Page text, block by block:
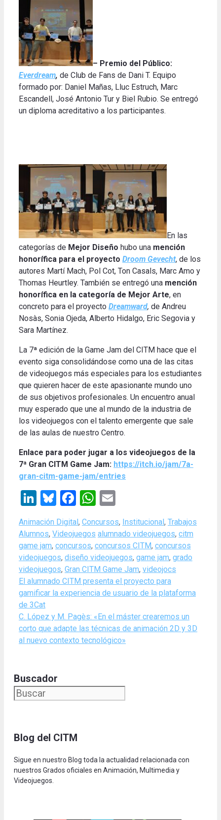
– Premio del Público:
Everdream, de Club de Fans de Dani T. Equipo
formado por: Daniel Mañas, Lluc Estruch, Marc
Escandell, José Antonio Tur y Biel Rubio. Se entregó
un diploma acreditativo a los participantes.
En las
categorías de Mejor Diseño hubo una mención
honorífica para el proyecto Droom Gevecht, de los
autores Martí Mach, Pol Cot, Ton Casals, Marc Amo y
Thomas Heurtley. También se entregó una mención
honorífica en la categoría de Mejor Arte, en
concreto para el proyecto Dreamward, de Andreu
Nosàs, Sonia Ojeda, Alberto Hidalgo, Eric Segovia y
Sara Martínez.
La 7ª edición de la Game Jam del CITM hace que el
evento siga consolidándose como una de las citas
de videojuegos más especiales para los estudiantes
que quieren hacer de este apasionante mundo uno
de sus objetivos profesionales. Un encuentro anual
muy esperado que une al mundo de la industria de
los videojuegos con el talento emergente que sale
de las aulas de nuestro Centro.
Enlace para poder jugar a los videojuegos de la
7ª Gran CITM Game Jam: https://itch.io/jam/7a-
gran-citm-game-jam/entries
LinkedIn
Bluesky
Facebook
WhatsApp
Categories
Animación Digital , Concursos, Institucional , Trabajos
Alumnos, Videojuegos Tags
alumnado videojuegos, citm
game jam, concursos, concursos CITM, concursos
videojuegos, diseño videojuegos, game jam, grado
videojuegos, Gran CITM Game Jam, videojocs
El alumnado CITM presenta el proyecto para
gamificar la experiencia de usuario de la plataforma
de 3Cat
C. López y M. Pagès: «En el máster crearemos un
corto que adapte las técnicas de animación 2D y 3D
al nuevo contexto tecnológico»
Buscador
Blog del CITM
Sigue en nuestro Blog toda la actualidad relacionada con
nuestros Grados oficiales en Animación, Multimedia y
Videojuegos.